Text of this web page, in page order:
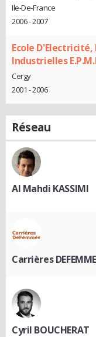
Ile-De-France
2006 - 2007
Ecole
Industrielles
Cergy
2001 - 2006
Réseau
Al Mahdi KASSIMI
Carrières
Cyril BOUCHERAT